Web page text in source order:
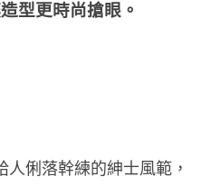
型更時尚搶眼。
俐落幹練的紳士風範，